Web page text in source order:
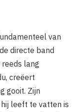
van
directe band
lang
creëert
gooit. Zijn
leeft te vatten is